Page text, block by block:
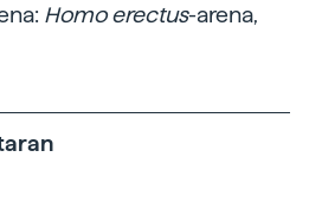
Homo erectus-arena,